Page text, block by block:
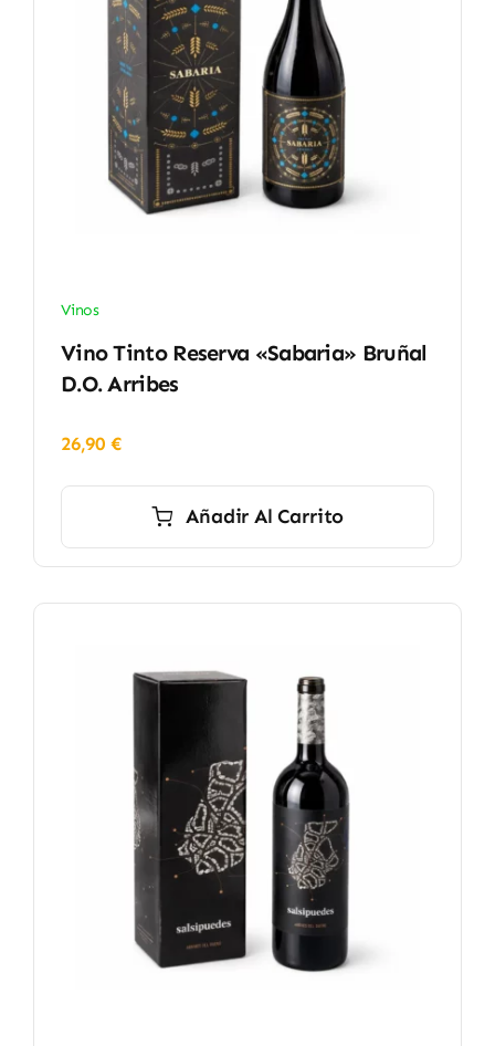
Vinos
Vino Tinto Reserva «Sabaria» Bruñal
D.O. Arribes
26,90 €
Añadir Al Carrito